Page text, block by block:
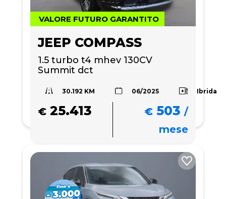
VALORE FUTURO GARANTITO
JEEP COMPASS
1.5 turbo t4 mhev 130CV
Summit dct
30.192 KM 06/2025 Ibrida
€ 25.413 € 503 /
mese